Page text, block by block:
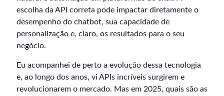
escolha da API correta pode impactar diretamente o
desempenho do chatbot, sua capacidade de
personalização e, claro, os resultados para o seu
negócio.
Eu acompanhei de perto a evolução dessa tecnologia
e, ao longo dos anos, vi APIs incríveis surgirem e
revolucionarem o mercado. Mas em 2025, quais são as